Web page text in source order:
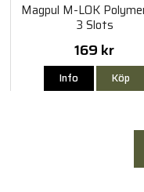
Magpul M-LOK
3 Slots
169 kr
Info Köp